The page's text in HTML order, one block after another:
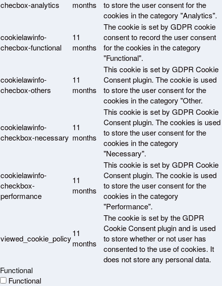
checbox-analytics
months
to store the user consent for the
cookies in the category "Analytics".
cookielawinfo-
checbox-functional
11
months
The cookie is set by GDPR cookie
consent to record the user consent
for the cookies in the category
"Functional".
cookielawinfo-
checbox-others
11
months
This cookie is set by GDPR Cookie
Consent plugin. The cookie is used
to store the user consent for the
cookies in the category "Other.
cookielawinfo-
checkbox-necessary
11
months
This cookie is set by GDPR Cookie
Consent plugin. The cookies is used
to store the user consent for the
cookies in the category
"Necessary".
cookielawinfo-
checkbox-
performance
11
months
This cookie is set by GDPR Cookie
Consent plugin. The cookie is used
to store the user consent for the
cookies in the category
"Performance".
viewed_cookie_policy
11
months
The cookie is set by the GDPR
Cookie Consent plugin and is used
to store whether or not user has
consented to the use of cookies. It
does not store any personal data.
Functional
Functional